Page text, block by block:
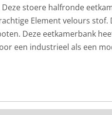
stoere halfronde
Element velours stof.
Deze eetkamerbank
een industrieel als een
(breedte)